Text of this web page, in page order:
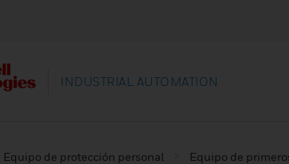
INDUSTRIAL AUTOMATION
Equipo de protección personal Equipo de